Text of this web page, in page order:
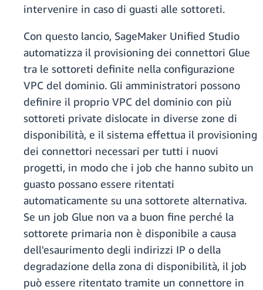
intervenire in caso di guasti alle sottoreti.
Con questo lancio, SageMaker Unified Studio
automatizza il provisioning dei connettori Glue
tra le sottoreti definite nella configurazione
VPC del dominio. Gli amministratori possono
definire il proprio VPC del dominio con più
sottoreti private dislocate in diverse zone di
disponibilità, e il sistema effettua il provisioning
dei connettori necessari per tutti i nuovi
progetti, in modo che i job che hanno subito un
guasto possano essere ritentati
automaticamente su una sottorete alternativa.
Se un job Glue non va a buon fine perché la
sottorete primaria non è disponibile a causa
dell'esaurimento degli indirizzi IP o della
degradazione della zona di disponibilità, il job
può essere ritentato tramite un connettore in